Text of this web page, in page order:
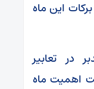
این ماه
در تعابیر
اهمیت ماه